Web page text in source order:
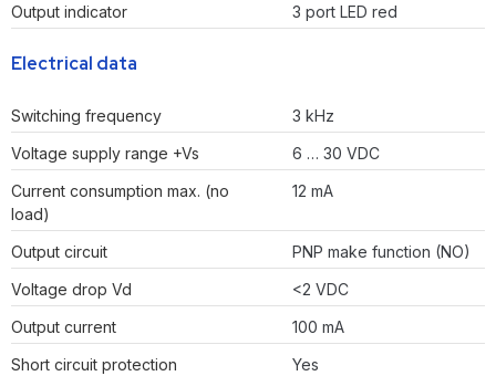
Output indicator
3 port LED red
Electrical data
Switching frequency
3 kHz
Voltage supply range +Vs
6 … 30 VDC
Current consumption max. (no
load)
12 mA
Output circuit
PNP make function (NO)
Voltage drop Vd
<2 VDC
Output current
100 mA
Short circuit protection
Yes